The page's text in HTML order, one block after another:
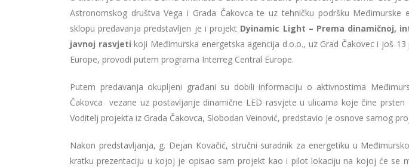
Astronomskog društva Vega i Grada Čakovca te uz tehničku podršku Međimurske
sklopu predavanja predstavljen je i projekt Dyinamic Light – Prema dinamičnoj,
javnoj rasvjeti koji Međimurska energetska agencija d.o.o., uz Grad Čakovec i još
Europe, provodi putem programa Interreg Central Europe.
Putem predavanja okupljeni građani su dobili informaciju o aktivnostima
Čakovca vezane uz postavljanje dinamične LED rasvjete u ulicama koje čine
Voditelj projekta iz Grada Čakovca, Slobodan Veinović, predstavio je osnove samog
Nakon predstavljanja, g. Dejan Kovačić, stručni suradnik za energetiku u
kratku prezentaciju u kojoj je opisao sam projekt kao i pilot lokaciju na kojoj će se